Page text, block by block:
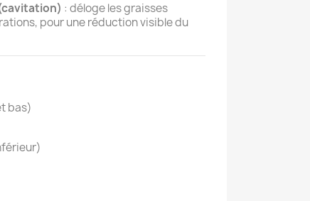
: déloge les graisses
pour une réduction visible du
bas)